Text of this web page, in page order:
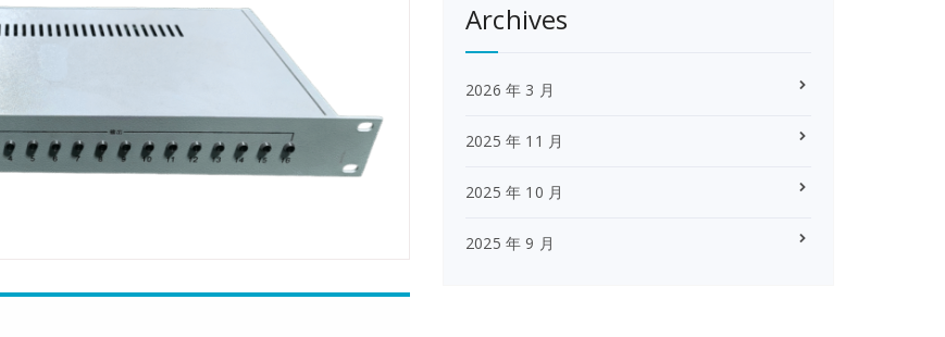
Archives
2026 年 3 月
2025 年 11 月
2025 年 10 月
2025 年 9 月